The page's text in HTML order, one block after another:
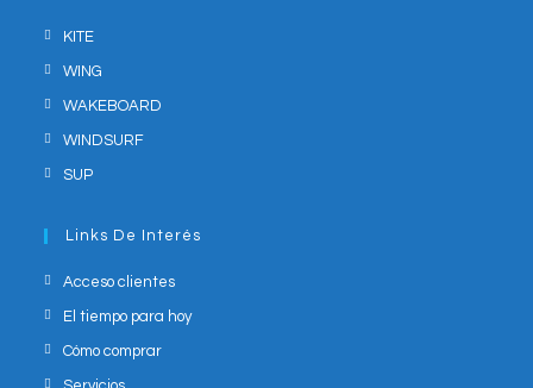
KITE
WING
WAKEBOARD
WINDSURF
SUP
Links De Interés
Acceso clientes
El tiempo para hoy
Cómo comprar